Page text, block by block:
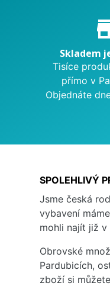
Proč
Skladem
Tisíce
přímo v
Objednáte
SPOLEHLIVÝ
Jsme česká
vybavení
mohli najít již v
Obrovské
Pardubicích,
zboží si